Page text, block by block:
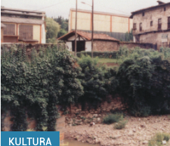
KULTURA